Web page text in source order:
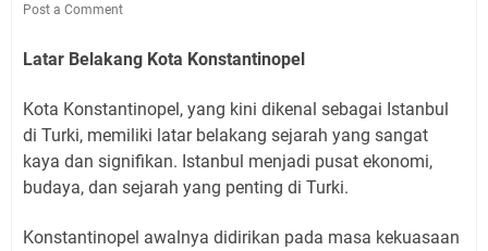
Post a Comment
Latar Belakang Kota Konstantinopel
Kota Konstantinopel, yang kini dikenal sebagai Istanbul
di Turki, memiliki latar belakang sejarah yang sangat
kaya dan signifikan. Istanbul menjadi pusat ekonomi,
budaya, dan sejarah yang penting di Turki.
Konstantinopel awalnya didirikan pada masa kekuasaan